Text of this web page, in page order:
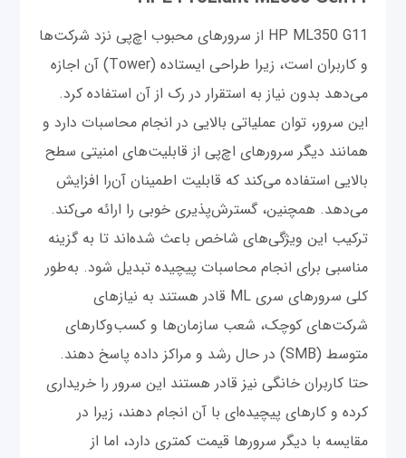
HP ML350 G11 از سرورهای محبوب اچ‌پی نزد شرکت‌ها
و کاربران است، زیرا طراحی ایستاده (Tower) آن اجازه
می‌دهد بدون نیاز به استقرار در رک از آن استفاده کرد.
این سرور، توان عملیاتی بالایی در انجام محاسبات دارد و
همانند دیگر سرورهای اچ‌پی از قابلیت‌های امنیتی سطح
بالایی استفاده می‌کند که قابلیت اطمینان آن‌را افزایش
می‌دهد. همچنین، گسترش‌پذیری خوبی را ارائه می‌کند.
ترکیب این ویژگی‌های شاخص باعث شده‌اند تا به گزینه
مناسبی برای انجام محاسبات پیچیده تبدیل شود. به‌طور
کلی سرورهای سری ML قادر هستند به نیازهای
شرکت‌های کوچک، شعب سازمان‌ها و کسب‌وکارهای
متوسط (SMB) در حال رشد و مراکز داده پاسخ دهند.
حتا کاربران خانگی نیز قادر هستند این سرور را خریداری
کرده و کارهای پیچیده‌ای با آن انجام دهند، زیرا در
مقایسه با دیگر سرورها قیمت کمتری دارد، اما از